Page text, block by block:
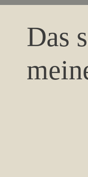
Das